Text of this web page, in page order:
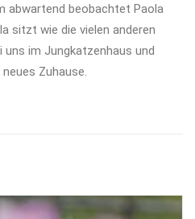
abwartend beobachtet Paola
sitzt wie die vielen anderen
im Jungkatzenhaus und
Zuhause.